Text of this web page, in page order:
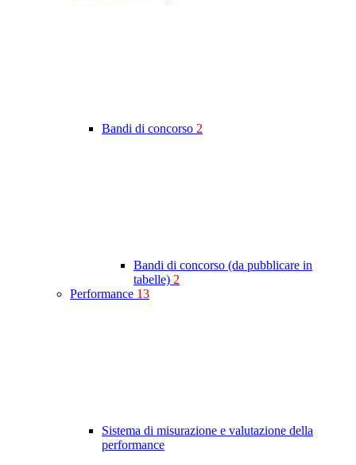
Bandi di concorso 2
Bandi di concorso (da pubblicare in
tabelle) 2
Performance 13
Sistema di misurazione e valutazione della
performance